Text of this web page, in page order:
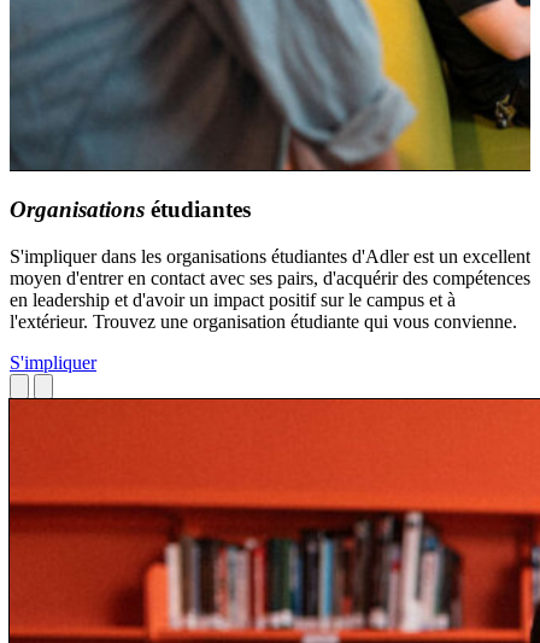
Organisations étudiantes
S'impliquer dans les organisations étudiantes d'Adler est un excellent
moyen d'entrer en contact avec ses pairs, d'acquérir des compétences
en leadership et d'avoir un impact positif sur le campus et à
l'extérieur. Trouvez une organisation étudiante qui vous convienne.
S'impliquer